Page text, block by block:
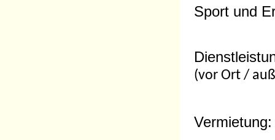
Sport und
(vor Ort /
Vermietung: